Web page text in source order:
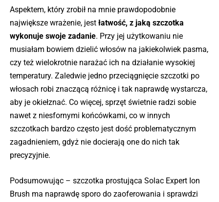
Aspektem, który zrobił na mnie prawdopodobnie
największe wrażenie, jest łatwość, z jaką szczotka
wykonuje swoje zadanie. Przy jej użytkowaniu nie
musiałam bowiem dzielić włosów na jakiekolwiek pasma,
czy też wielokrotnie narażać ich na działanie wysokiej
temperatury. Zaledwie jedno przeciągnięcie szczotki po
włosach robi znaczącą różnicę i tak naprawdę wystarcza,
aby je okiełznać. Co więcej, sprzęt świetnie radzi sobie
nawet z niesfornymi końcówkami, co w innych
szczotkach bardzo często jest dość problematycznym
zagadnieniem, gdyż nie docierają one do nich tak
precyzyjnie.
Podsumowując – szczotka prostująca Solac Expert Ion
Brush ma naprawdę sporo do zaoferowania i sprawdzi